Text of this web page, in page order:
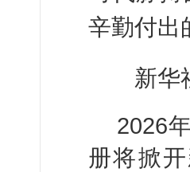
辛勤付出
新华社
2026
册将掀